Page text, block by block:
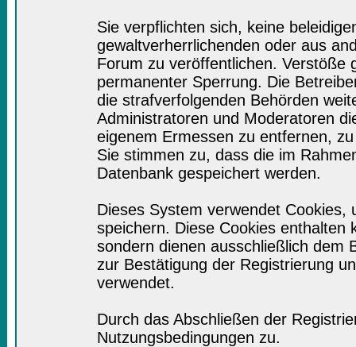
Sie verpflichten sich, keine
gewaltverherrlichenden oder aus
Forum zu veröffentlichen. Verstöße
permanenter Sperrung. Die
die strafverfolgenden Behörden
Administratoren und Moderatoren
eigenem Ermessen zu entfernen,
Sie stimmen zu, dass die im
Datenbank gespeichert werden.
Dieses System verwendet
speichern. Diese Cookies enthalten
sondern dienen ausschließlich dem
zur Bestätigung der Registrierung
verwendet.
Durch das Abschließen der
Nutzungsbedingungen zu.